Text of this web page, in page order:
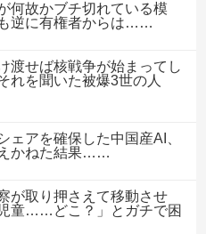
何故かブチ切れている模
逆に有権者からは……
渡せば核戦争が始まってし
れを聞いた被爆3世の人
ェアを確保した中国産AI、
かねた結果……
が取り押さえて移動させ
童……どこ？」とガチで困